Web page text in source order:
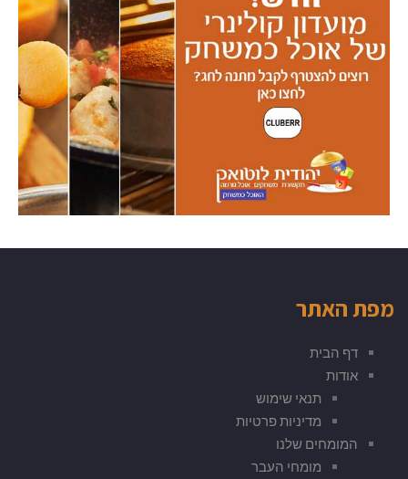
מפת האתר
דף הבית
אודות
תנאי שימוש
מדיניות פרטיות
המומחים שלנו
מומחי העבר